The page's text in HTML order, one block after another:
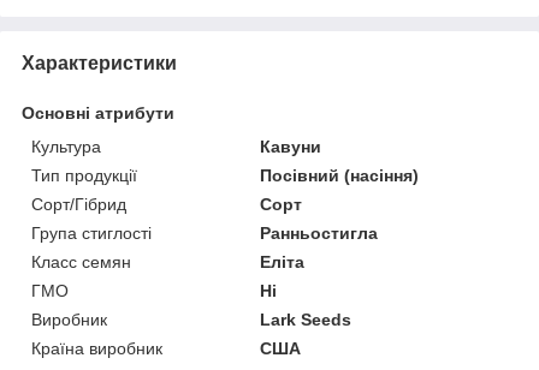
Характеристики
Основні атрибути
Культура
Кавуни
Тип продукції
Посівний (насіння)
Сорт/Гібрид
Сорт
Група стиглості
Ранньостигла
Класс семян
Еліта
ГМО
Ні
Виробник
Lark Seeds
Країна виробник
США